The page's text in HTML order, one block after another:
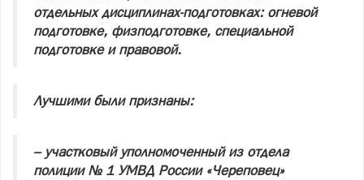
отдельных дисциплинах-подготовках: огневой
подготовке, физподготовке, специальной
подготовке и правовой.
Лучшими были признаны:
– участковый уполномоченный из отдела
полиции № 1 УМВД России «Череповец»